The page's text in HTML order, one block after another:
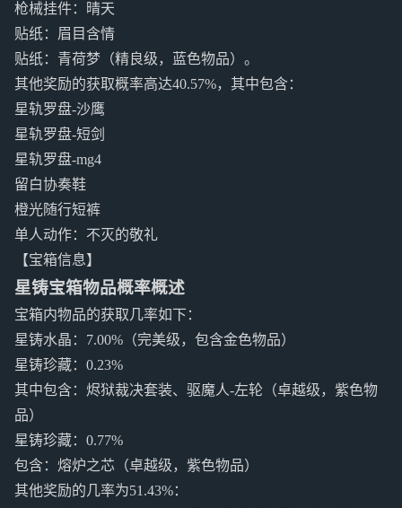
枪械挂件：晴天
贴纸：眉目含情
贴纸：青荷梦（精良级，蓝色物品）。
其他奖励的获取概率高达40.57%，其中包含：
星轨罗盘-沙鹰
星轨罗盘-短剑
星轨罗盘-mg4
留白协奏鞋
橙光随行短裤
单人动作：不灭的敬礼
【宝箱信息】
星铸宝箱物品概率概述
宝箱内物品的获取几率如下：
星铸水晶：7.00%（完美级，包含金色物品）
星铸珍藏：0.23%
其中包含：烬狱裁决套装、驱魔人-左轮（卓越级，紫色物
品）
星铸珍藏：0.77%
包含：熔炉之芯（卓越级，紫色物品）
其他奖励的几率为51.43%：